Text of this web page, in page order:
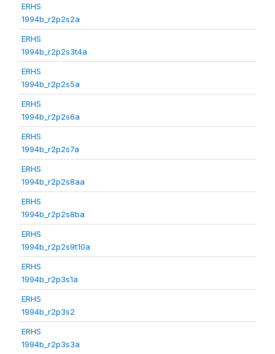
ERHS
1994b_r2p2s2a
ERHS
1994b_r2p2s3t4a
ERHS
1994b_r2p2s5a
ERHS
1994b_r2p2s6a
ERHS
1994b_r2p2s7a
ERHS
1994b_r2p2s8aa
ERHS
1994b_r2p2s8ba
ERHS
1994b_r2p2s9t10a
ERHS
1994b_r2p3s1a
ERHS
1994b_r2p3s2
ERHS
1994b_r2p3s3a